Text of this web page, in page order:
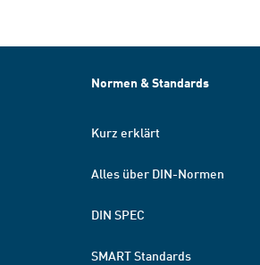
Normen & Standards
Kurz erklärt
Alles über DIN-Normen
DIN SPEC
SMART Standards